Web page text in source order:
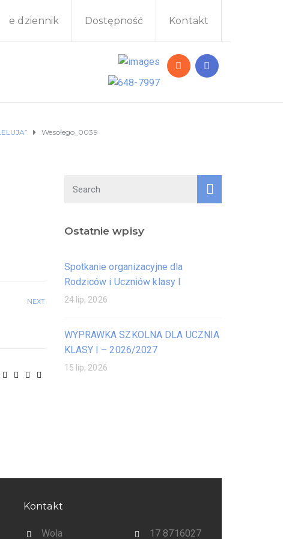
e dziennik Dostępność Kontakt
Wesołego_0039
NEXT
Ostatnie wpisy
Spotkanie organizacyjne dla
Rodziców i Uczniów klasy I
24 lip, 2026
WYPRAWKA SZKOLNA DLA UCZNIA
KLASY I – 2026/2027
15 lip, 2026
Kontakt
Wola 17 8716027